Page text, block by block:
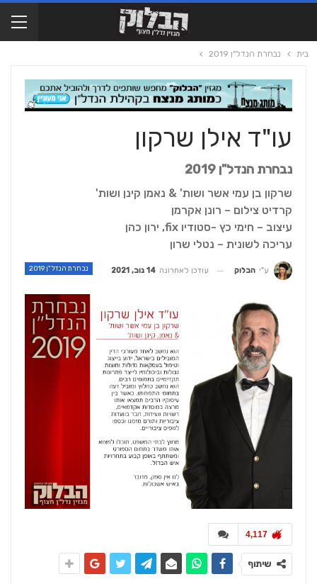
בית נבחרת הנדל"ן 2019
עו"ד אילן שרקון
נבחרת הנדל"ן 2019
שרקון בן עמי אשר ושות' & נאמן קינן ושות'
קרדיט צילום – רונן אקרמן
עיצוב – חימי כץ -סטודיו fix, ירון כהן
עריכה לשונית – נטלי שרון
נבחרת הנדל"ן 2019 ע"י הבלוק עודכן לאחרונה 14 נוב, 2021
4,117
שיתוף